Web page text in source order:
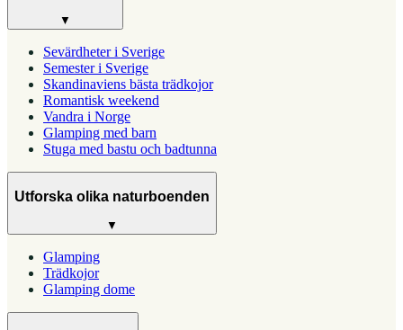
▼
Sevärdheter i Sverige
Semester i Sverige
Skandinaviens bästa trädkojor
Romantisk weekend
Vandra i Norge
Glamping med barn
Stuga med bastu och badtunna
Utforska olika naturboenden
▼
Glamping
Trädkojor
Glamping dome